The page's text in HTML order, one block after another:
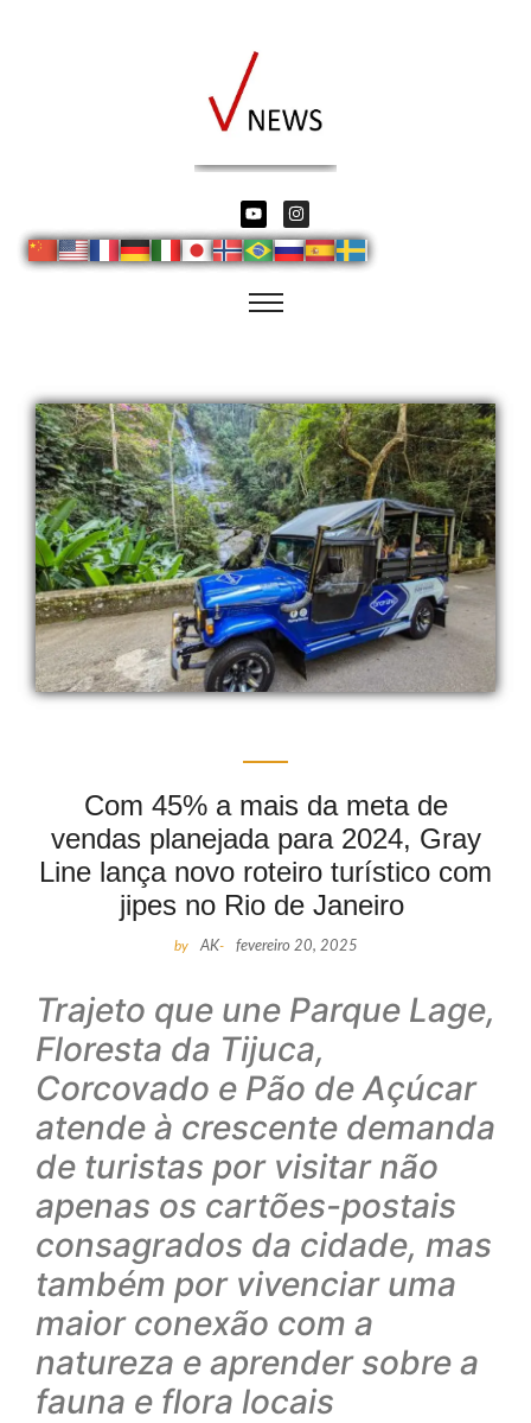
Com 45% a mais da meta de
vendas planejada para 2024, Gray
Line lança novo roteiro turístico com
jipes no Rio de Janeiro
by AK- fevereiro 20, 2025
Trajeto que une Parque Lage,
Floresta da Tijuca,
Corcovado e Pão de Açúcar
atende à crescente demanda
de turistas por visitar não
apenas os cartões-postais
consagrados da cidade, mas
também por vivenciar uma
maior conexão com a
natureza e aprender sobre a
fauna e flora locais